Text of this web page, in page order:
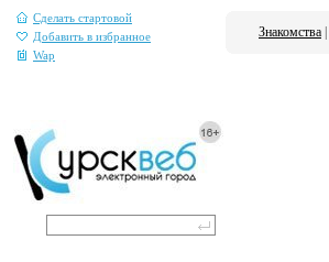
Сделать стартовой
Добавить в избранное
Wap
Знакомства